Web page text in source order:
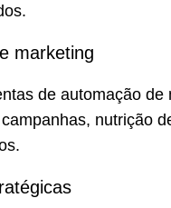
marketing
de automação de
nutrição